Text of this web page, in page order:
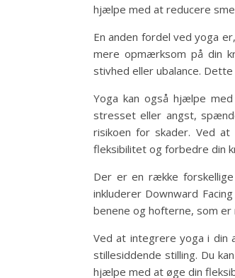
hjælpe med at reducere
En anden fordel ved yoga
mere opmærksom på din
stivhed eller ubalance.
Yoga kan også hjælpe
stresset eller angst,
risikoen for skader. Ved
fleksibilitet og forbedre din
Der er en række
inkluderer Downward
benene og hofterne, som
Ved at integrere yoga i din
stillesiddende stilling. Du
hjælpe med at øge din